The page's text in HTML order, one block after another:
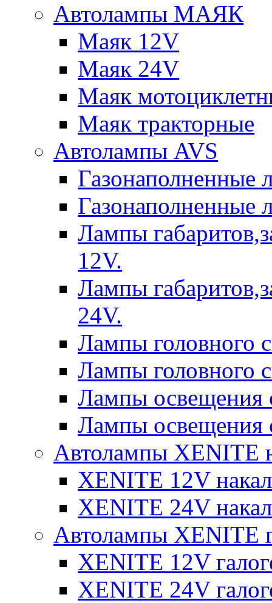
Автолампы МАЯК
Маяк 12V
Маяк 24V
Маяк
Маяк тракторные
Автолампы AVS
Газонаполненные
Газонаполненные
Лампы
12V.
Лампы
24V.
Лампы головного
Лампы головного
Лампы освещения
Лампы освещения
Автолампы XENITE
XENITE 12V
XENITE 24V
Автолампы XENITE
XENITE 12V
XENITE 24V